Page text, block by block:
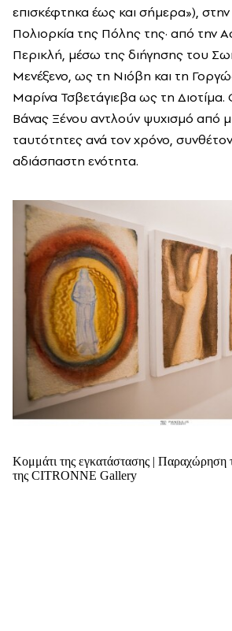
επισκέφτηκα έως και σήμερα»), στην
Πολιορκία της Πόλης της· από την
Περικλή, μέσω της διήγησης του
Μενέξενο, ως τη Νιόβη και τη
Μαρίνα Τσβετάγιεβα ως τη Διοτίμα.
Βάνας Ξένου αντλούν ψυχισμό από
ταυτότητες ανά τον χρόνο,
αδιάσπαστη ενότητα.
Κομμάτι της εγκατάστασης | Παραχώρηση
της CITRONNE Gallery